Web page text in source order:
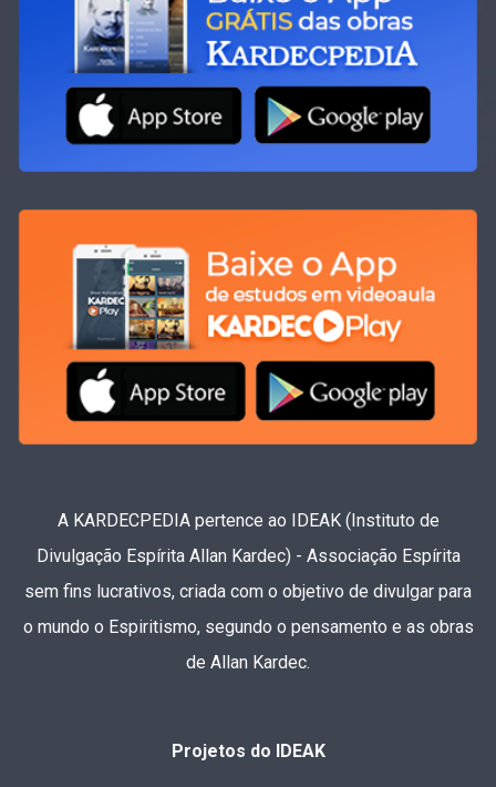
A KARDECPEDIA pertence ao IDEAK (Instituto de
Divulgação Espírita Allan Kardec) - Associação Espírita
sem fins lucrativos, criada com o objetivo de divulgar para
o mundo o Espiritismo, segundo o pensamento e as obras
de Allan Kardec.
Projetos do IDEAK